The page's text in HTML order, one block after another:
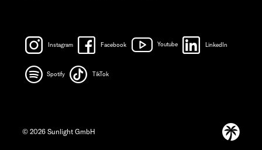
Instagram Facebook Youtube LinkedIn
Spotify TikTok
© 2026 Sunlight GmbH